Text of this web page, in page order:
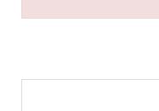
Comisiones Especiales